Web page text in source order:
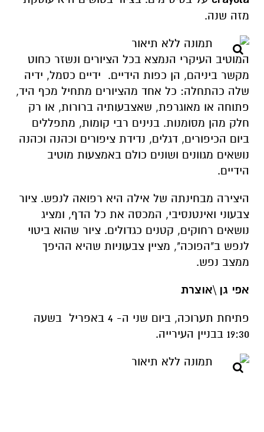
מזה שנה.
המוטיב העיקרי הנמצא בכל הציורים ונשזר כחוט
מקשר ביניהם, הן כפות הידיים. ידיים כסמל, ידיה
שלה כהתחלה: כל אחד מהציורים מתחיל מכף היד,
פתוחה או מאוגרפת, שאצבעותיה ברורות, או רק
חלק מהן מסומנות. בנינים רבי קומות, מתפללים
ביום הכיפורים, דגלים, נדידת ציפורים וכהנה וכהנה
נושאים מגוונים ושונים כולם באמצעות מוטיב
הידיים.
היצירה מבחינתה של אילה היא רפואה לנפש. ציור
צבעוני ואינטנסיבי, המכסה את כל הדף, ומציג
נושאים רחוקים, קטנים כגדולים. ציור שהוא ביטוי
לנפש ב"הפוכה", מציין צבעוניות שהיא ההיפך
ממצב נפש.
אפי גן \אוצרת
פתיחת תערוכה, ביום שני ה- 4 באפריל בשעה
19:30 בבניין העירייה.